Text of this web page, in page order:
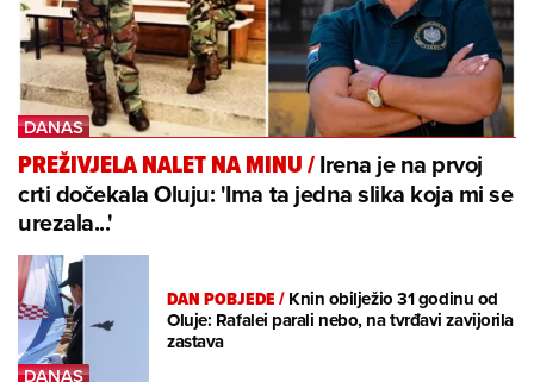
PREŽIVJELA NALET NA MINU/Irena je na prvoj
crti dočekala Oluju: 'Ima ta jedna slika koja mi se
urezala...'
DAN POBJEDE/Knin obilježio 31 godinu od
Oluje: Rafalei parali nebo, na tvrđavi zavijorila
zastava